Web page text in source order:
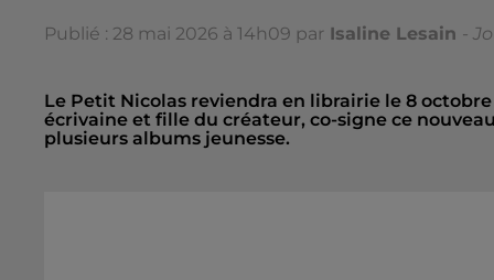
Publié : 28 mai 2026 à 14h09 par Isaline Lesain -
Le Petit Nicolas reviendra en librairie le 8
écrivaine et fille du créateur, co-signe ce
plusieurs albums jeunesse.